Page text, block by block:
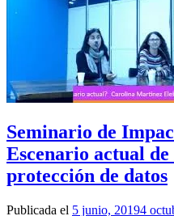
Seminario de
Escenario actual
protección de datos
Publicada el 5 junio, 20194